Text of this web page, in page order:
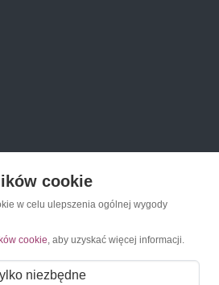
cookie
w celu ulepszenia ogólnej wygody
cookie, aby uzyskać więcej informacji.
niezbędne